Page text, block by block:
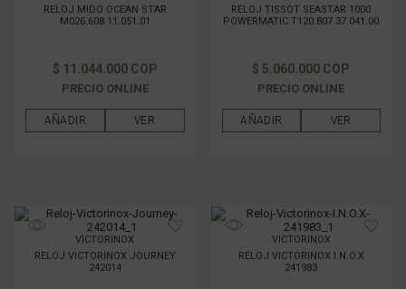
RELOJ MIDO OCEAN STAR
M026.608.11.051.01
$ 11.044.000 COP
PRECIO ONLINE
AÑADIR VER
RELOJ TISSOT SEASTAR 1000
POWERMATIC T120.807.37.041.00
$ 5.060.000 COP
PRECIO ONLINE
AÑADIR VER
VICTORINOX
RELOJ VICTORINOX JOURNEY
242014
VICTORINOX
RELOJ VICTORINOX I.N.O.X
241983